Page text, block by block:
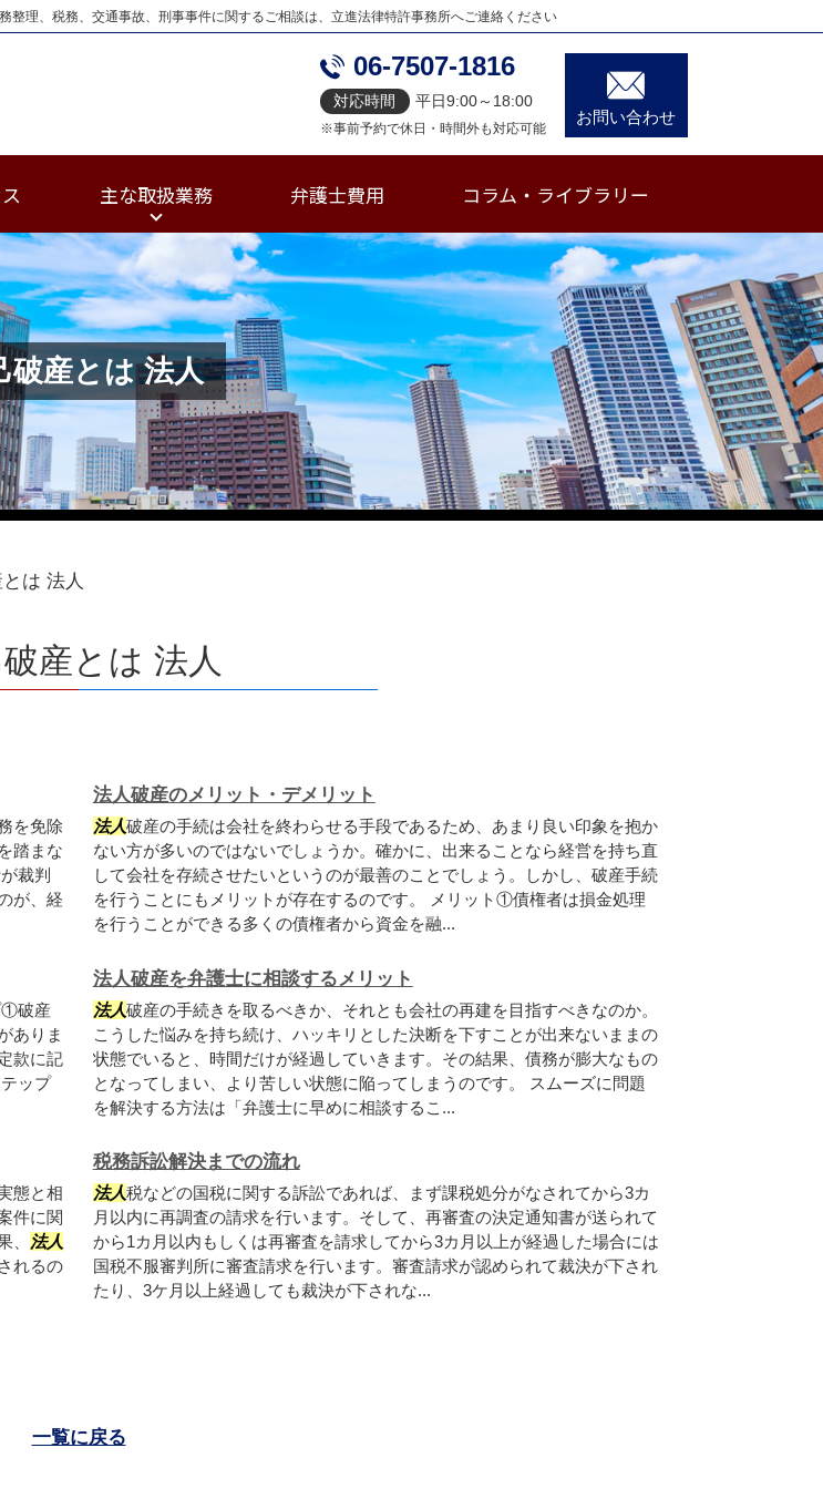
破産とは 法人
理、税務、交通事故、刑事事件に関するご相談は、立進法律特許事務所へご連絡ください
06-7507-1816
対応時間 平日9:00～18:00
※事前予約で休日・時間外も対応可能
お問い合わせ
主な取扱業務 弁護士費用 コラム・ライブラリー
は 法人
産とは 法人
を免除
踏まな
裁判
が、経
法人破産のメリット・デメリット
法人破産の手続は会社を終わらせる手段であるため、あまり良い印象を抱か
ない方が多いのではないでしょうか。確かに、出来ることなら経営を持ち直
して会社を存続させたいというのが最善のことでしょう。しかし、破産手続
を行うことにもメリットが存在するのです。 メリット①債権者は損金処理
を行うことができる多くの債権者から資金を融...
①破産
ありま
款に記
ップ
法人破産を弁護士に相談するメリット
法人破産の手続きを取るべきか、それとも会社の再建を目指すべきなのか。
こうした悩みを持ち続け、ハッキリとした決断を下すことが出来ないままの
状態でいると、時間だけが経過していきます。その結果、債務が膨大なもの
となってしまい、より苦しい状態に陥ってしまうのです。 スムーズに問題
を解決する方法は「弁護士に早めに相談するこ...
態と相
件に関
、
法人
れるの
税務訴訟解決までの流れ
法人税などの国税に関する訴訟であれば、まず課税処分がなされてから3カ
月以内に再調査の請求を行います。そして、再審査の決定通知書が送られて
から1カ月以内もしくは再審査を請求してから3カ月以上が経過した場合には
国税不服審判所に審査請求を行います。審査請求が認められて裁決が下され
たり、3ケ月以上経過しても裁決が下されな...
一覧に戻る